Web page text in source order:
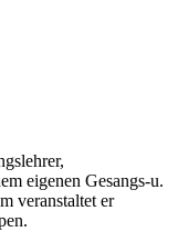
eigenen Gesangs-u.
veranstaltet er